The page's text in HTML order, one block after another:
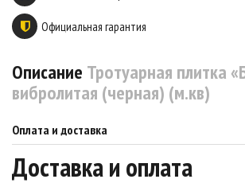
Официальная гарантия
Описание Тротуарная плитка
вибролитая (черная) (м.кв)
Оплата и доставка
Доставка и оплата